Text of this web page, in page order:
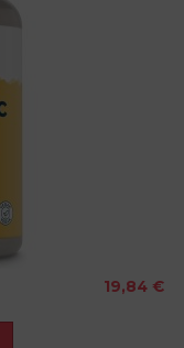
19,84 €